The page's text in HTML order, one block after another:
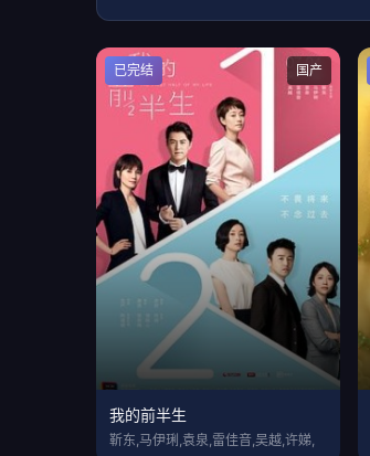
国产
已完结
我的前半生
靳东,马伊琍,袁泉,雷佳音,吴越,许娣,